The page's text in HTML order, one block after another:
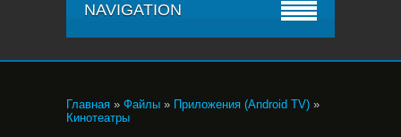
NAVIGATION
Главная » Файлы » Приложения (Android TV) »
Кинотеатры